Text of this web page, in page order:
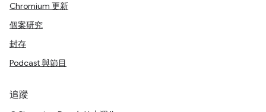
Chromium 更新
個案研究
封存
Podcast 與節目
追蹤